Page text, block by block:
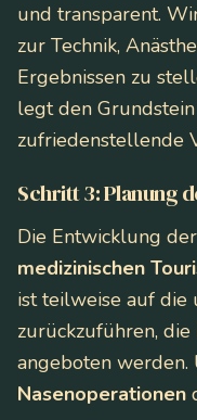
und transparent.
zur Technik,
Ergebnissen zu
legt den
zufriedenstellende
Schritt 3: Planung
Die Entwicklung
medizinischen
ist teilweise auf die
zurückzuführen,
angeboten werden.
Nasenoperationen